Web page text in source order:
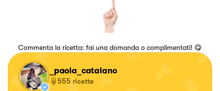
Commenta la ricetta: fai una domanda o complimentati! 😋
_paola_catalano
555 ricette